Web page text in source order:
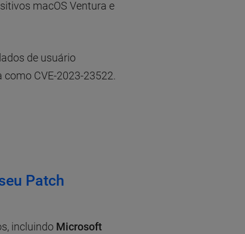
macOS Ventura e
de usuário
CVE-2023-23522.
Patch
incluindo Microsoft